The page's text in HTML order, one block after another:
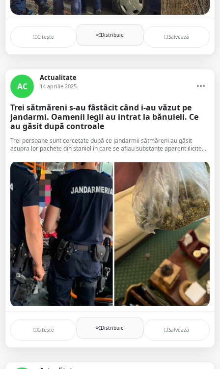
Citește Distribuie Salvează
AC
Actualitate
14 aprilie 2025
Trei sătmăreni s-au fâstâcit când i-au văzut pe
jandarmi. Oamenii legii au intrat la bănuieli. Ce
au găsit după controale
Trei persoane sunt cercetate după ce jandarmii sătmăreni au găsit
asupra lor pachete din staniol în care se aflau substanțe aparent ilicite....
Citește Distribuie Salvează